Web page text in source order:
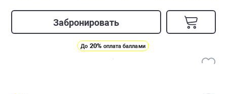
Забронировать
До 20% оплата баллами